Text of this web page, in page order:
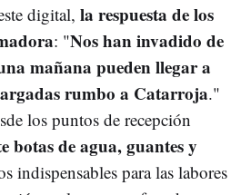
digital, la respuesta de los
: "Nos han invadido de
mañana pueden llegar a
rumbo a Catarroja."
los puntos de recepción
botas de agua, guantes y
indispensables para las labores